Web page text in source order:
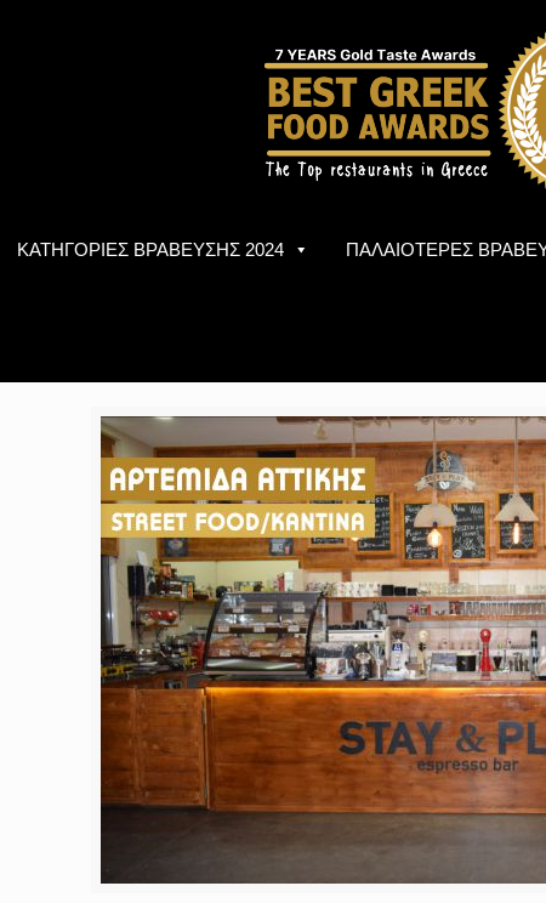
ΚΑΤΗΓΟΡΙΕΣ ΒΡΑΒΕΥΣΗΣ 2024 ΠΑΛΑΙΟΤΕΡΕΣ